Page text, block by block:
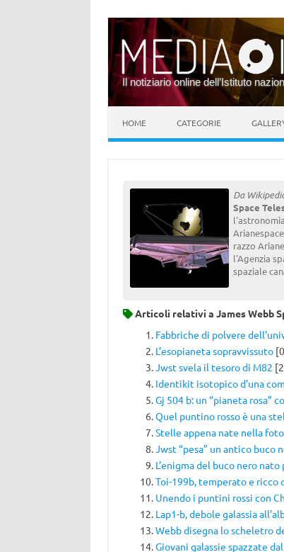
Il notiziario online dell’Istituto
HOME CATEGORIE
Da
Space
razzo
l'Agenzia
spaziale
Articoli relativi a James Webb
Fabbriche di polvere
L’esopianeta sopravvissuto
Jwst svela il tesoro di M82
Identikit isotopico d’una
Gj 504 b: un “pianeta rosa”
Quel puntino rosso è una
Stelle appena nate nella
Jwst “pesa” un antico buco
L’enigma del buco nero
Toi-199b, temperato e ricco
Unendo i puntini rossi con
Lap1-b, debole galassia
Webb disegna lo scheletro
Giovani galassie spazzate